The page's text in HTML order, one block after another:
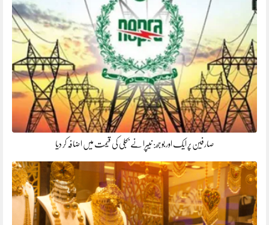
صارفین پر ایک اور بوجھ: نیپرا نے بجلی کی قیمت میں اضافہ کر دیا